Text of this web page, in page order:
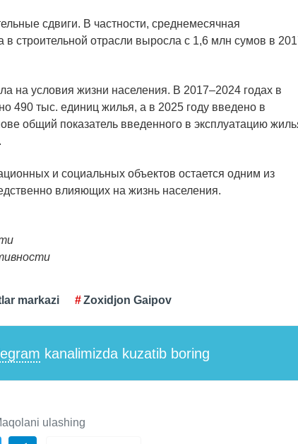
сдвиги. В частности, среднемесячная
строительной отрасли выросла с 1,6 млн сумов в
на условия жизни населения. В 2017–2024 годах в
490 тыс. единиц жилья, а в 2025 году введено в
общий показатель введенного в эксплуатацию
и социальных объектов остается одним из
влияющих на жизнь населения.
markazi Zoxidjon Gaipov
kanalimizda kuzatib boring
ulashing